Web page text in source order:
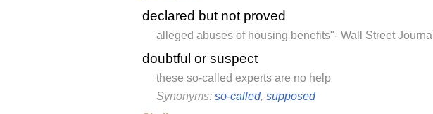
declared but not proved
alleged abuses of housing benefits"- Wall Street Journal
doubtful or suspect
these so-called experts are no help
Synonyms: so-called, supposed